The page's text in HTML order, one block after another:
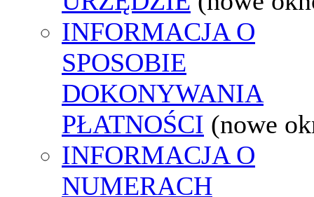
INFORMACJA O
SPOSOBIE
DOKONYWANIA
PŁATNOŚCI (nowe
INFORMACJA O
NUMERACH